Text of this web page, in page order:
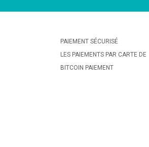
PAIEMENT SÉCURISÉ
LES PAIEMENTS PAR CARTE DE
BITCOIN PAIEMENT